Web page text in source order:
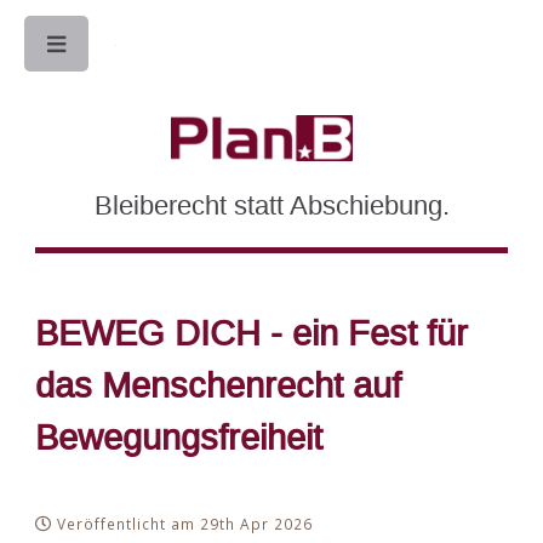
Bleiberecht statt Abschiebung.
BEWEG DICH - ein Fest für
das Menschenrecht auf
Bewegungsfreiheit
Veröffentlicht am 29th Apr 2026